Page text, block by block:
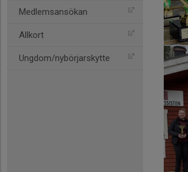
Medlemsansökan
Allkort
Ungdom/nybörjarskytte